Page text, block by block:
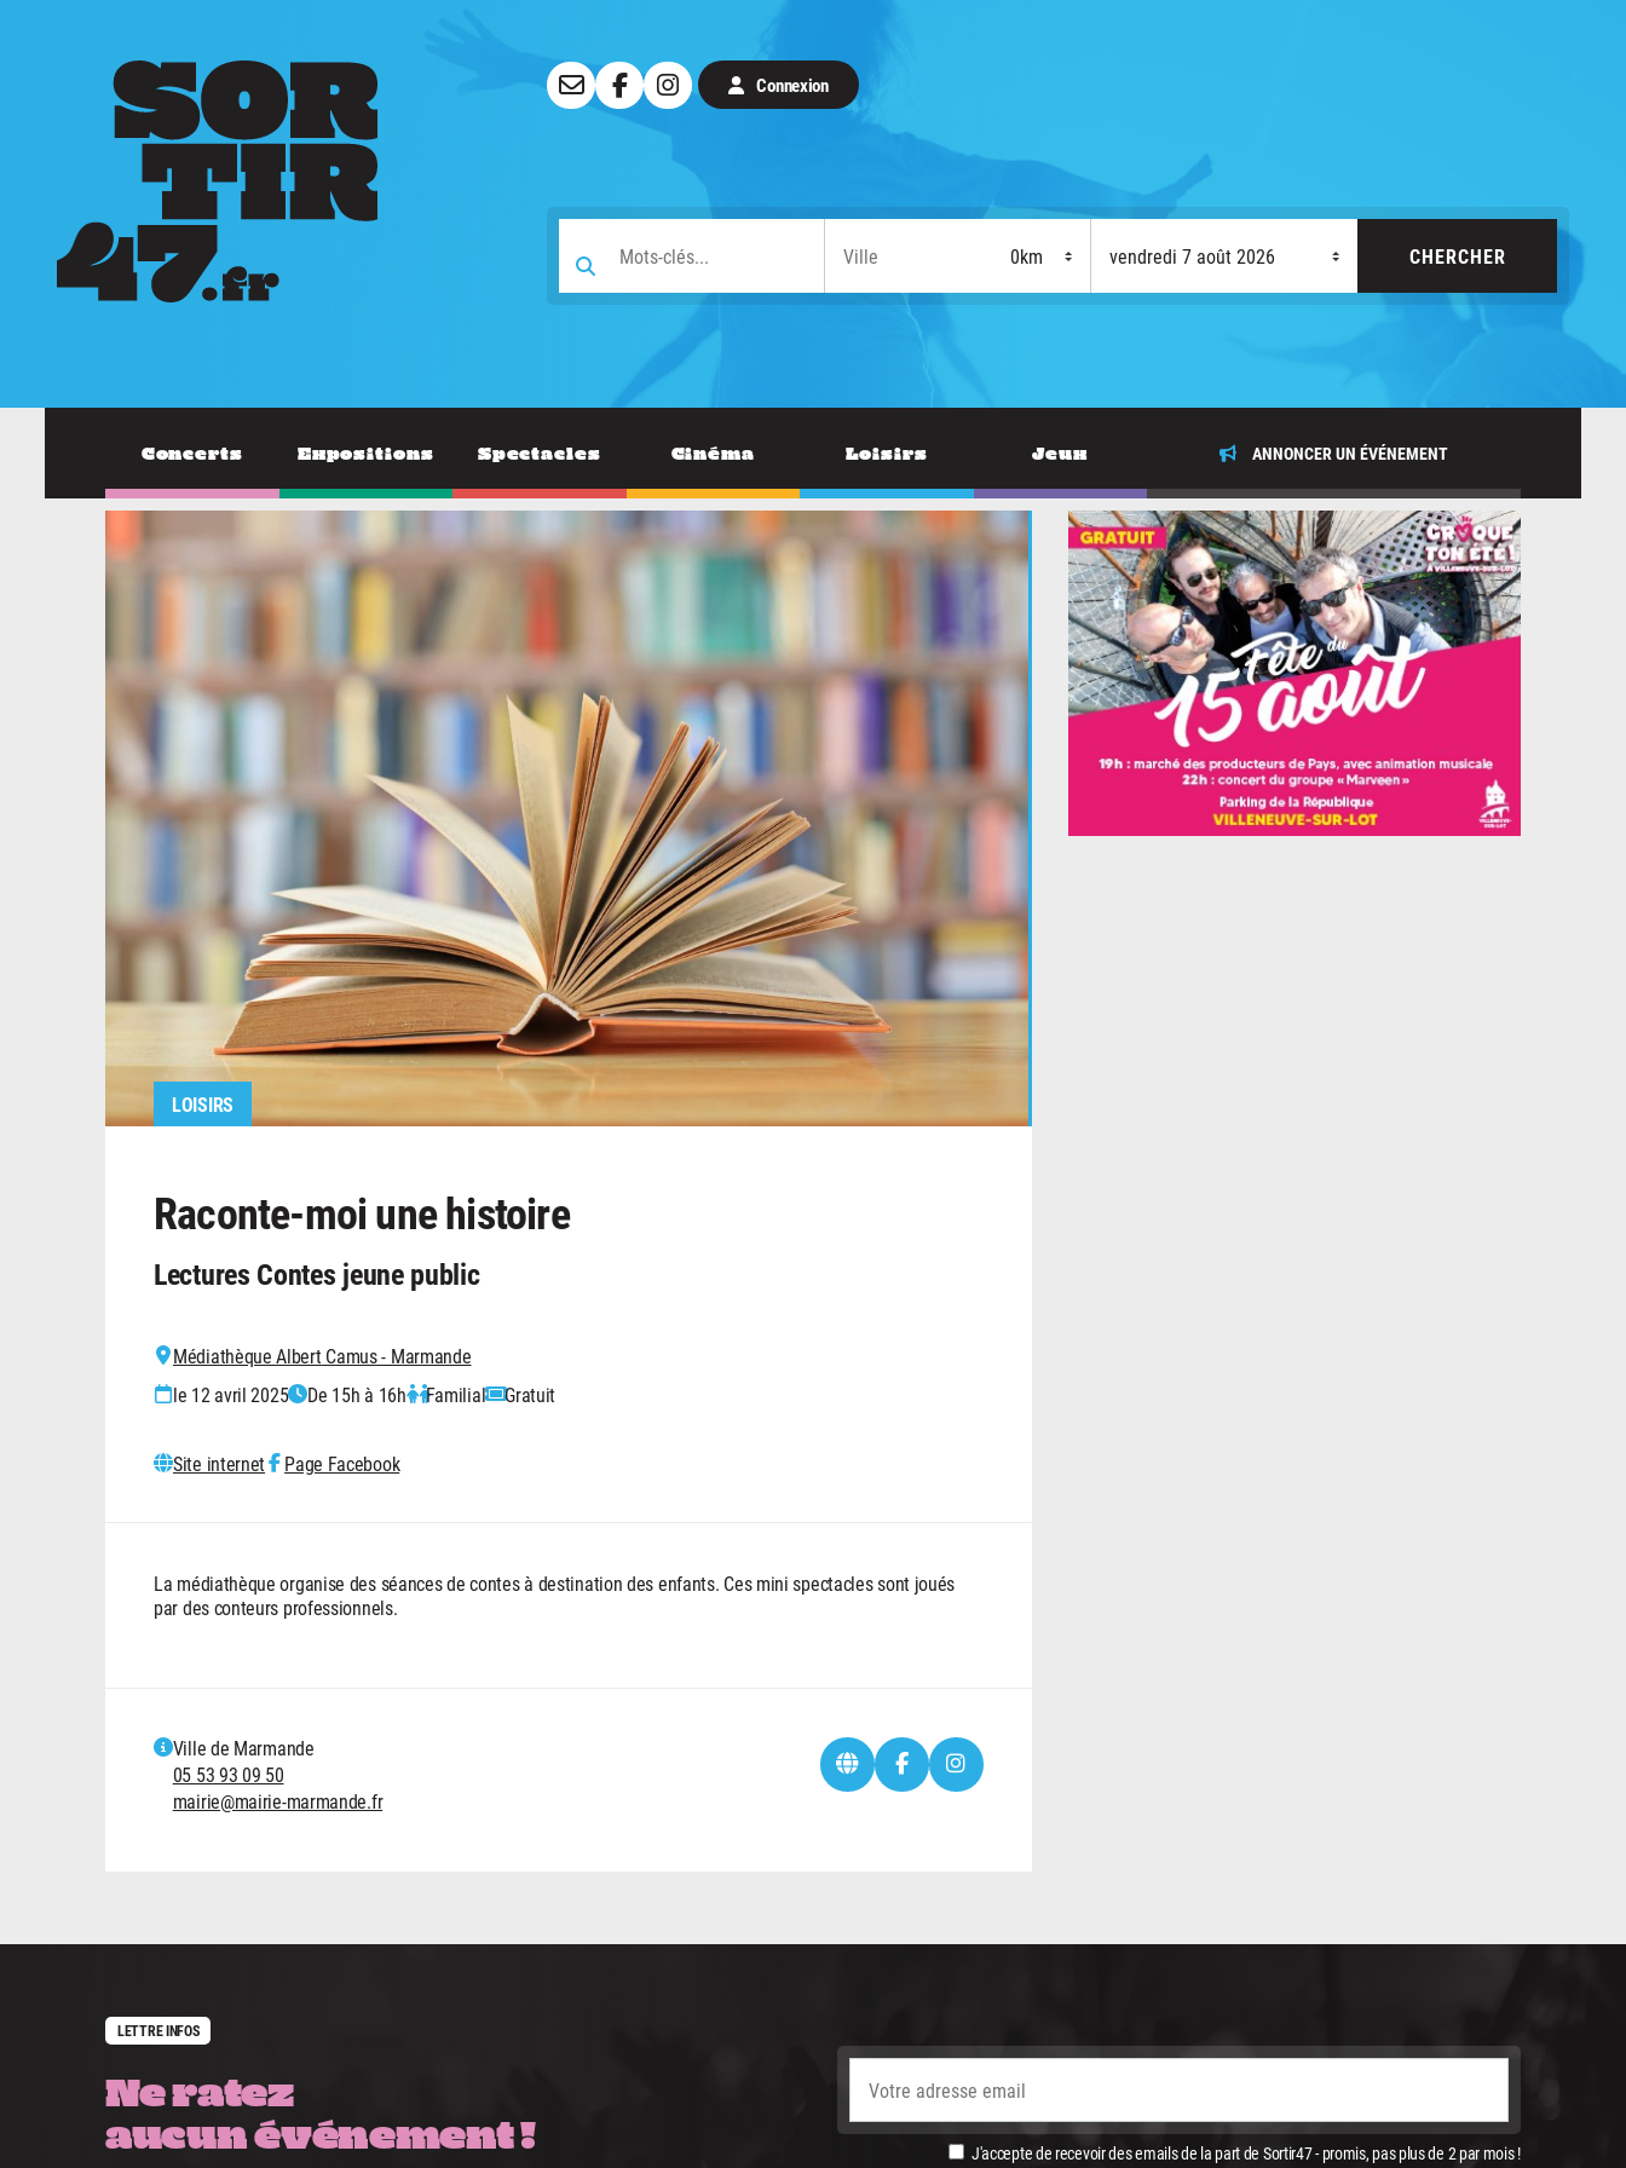
Connexion
Concerts Expositions Spectacles Cinéma Loisirs Jeux ANNONCER UN ÉVÉNEMENT
LOISIRS
Raconte-moi une histoire
Lectures Contes jeune public
Médiathèque Albert Camus - Marmande
le 12 avril 2025
De 15h à 16h Familial Gratuit
Site internet Page Facebook
La médiathèque organise des séances de contes à destination des enfants. Ces mini spectacles sont joués
par des conteurs professionnels.
Ville de Marmande
05 53 93 09 50
mairie@mairie-marmande.fr
LETTRE INFOS
Ne ratez
aucun événement !
J'accepte de recevoir des emails de la part de Sortir47 - promis, pas plus de 2 par mois !